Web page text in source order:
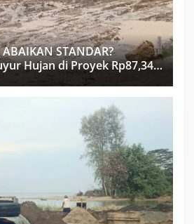
ABAIKAN STANDAR?
Hujan di Proyek Rp87,34
Konsultan, Pengawas dan